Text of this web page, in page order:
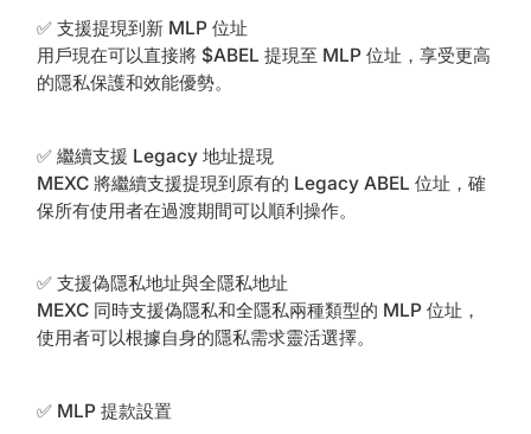
✅ 支援提現到新 MLP 位址
用戶現在可以直接將 $ABEL 提現至 MLP 位址，享受更高
的隱私保護和效能優勢。
✅ 繼續支援 Legacy 地址提現
MEXC 將繼續支援提現到原有的 Legacy ABEL 位址，確
保所有使用者在過渡期間可以順利操作。
✅ 支援偽隱私地址與全隱私地址
MEXC 同時支援偽隱私和全隱私兩種類型的 MLP 位址，
使用者可以根據自身的隱私需求靈活選擇。
✅ MLP 提款設置